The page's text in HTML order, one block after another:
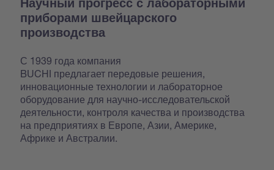
Научный прогресс с лабораторными
приборами швейцарского
производства
С 1939 года компания
BUCHI предлагает передовые решения,
инновационные технологии и лабораторное
оборудование для научно-исследовательской
деятельности, контроля качества и производства
на предприятиях в Европе, Азии, Америке,
Африке и Австралии.